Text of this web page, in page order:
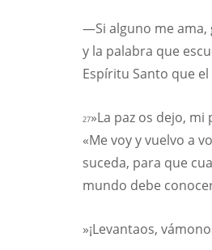
—Si alguno me ama,
y la palabra que
Espíritu Santo que
27»La paz os dejo,
«Me voy y vuelvo a
suceda, para que
mundo debe
»¡Levantaos,